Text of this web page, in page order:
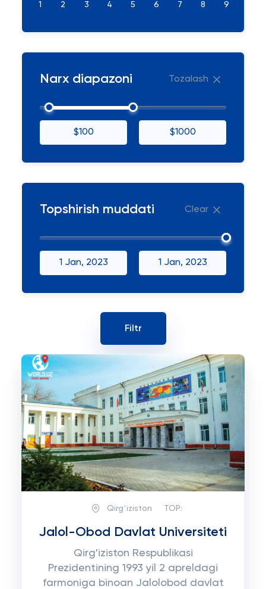
1 2 3 4 5 6 7 8 9
Narx diapazoni Tozalash
$100 $1000
Topshirish muddati Clear
1 Jan, 2023 1 Jan, 2023
Qirgʻiziston TOP:
Jalol-Obod Davlat Universiteti
Qirg'iziston Respublikasi
Prezidentining 1993 yil 2 apreldagi
farmoniga binoan Jalolobod davlat